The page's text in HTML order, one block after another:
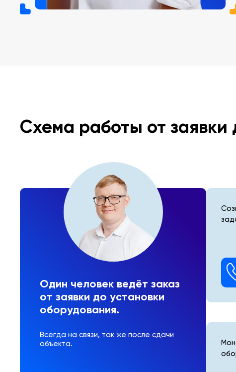
Схема работы от заявки
Один человек ведёт заказ
от заявки до установки
оборудования.
Всегда на связи, так же после сдачи
объекта.